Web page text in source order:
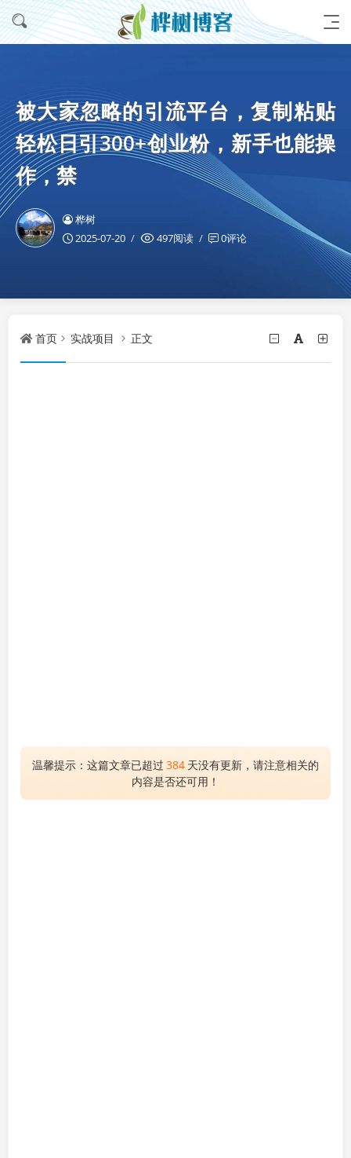
被大家忽略的引流平台，复制粘贴
轻松日引300+创业粉，新手也能操
作，禁
桦树
2025-07-20
497阅读 0评论
首页 实战项目 正文
温馨提示：这篇文章已超过 384 天没有更新，请注意相关的
内容是否还可用！